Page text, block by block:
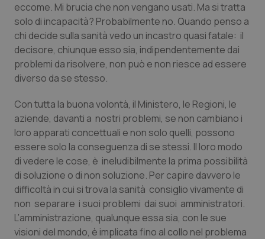
Calabria
Campania
Emilia-Romagna
Friuli Venezia Giulia
Lazio
Liguria
Lombardia
Marche
Asma & BPCO
Car-T
Colesterolo & coronaropatie
Dermatite Atopica
Diabete & glucometri
Disturbi dell’umore
Dolore
Donna & Salute
eccome. Mi brucia che non vengano usati. Ma si tratta
solo di incapacità? Probabilmente no. Quando penso a
chi decide sulla sanità vedo un incastro quasi fatale: il
decisore, chiunque esso sia, indipendentemente dai
problemi da risolvere, non può e non riesce ad essere
diverso da se stesso.
Con tutta la buona volontà, il Ministero, le Regioni, le
aziende, davanti a nostri problemi, se non cambiano i
loro apparati concettuali e non solo quelli, possono
essere solo la conseguenza di se stessi. Il loro modo
di vedere le cose, è ineludibilmente la prima possibilità
di soluzione o di non soluzione. Per capire davvero le
difficoltà in cui si trova la sanità consiglio vivamente di
non separare i suoi problemi dai suoi amministratori.
L’amministrazione, qualunque essa sia, con le sue
visioni del mondo, è implicata fino al collo nel problema